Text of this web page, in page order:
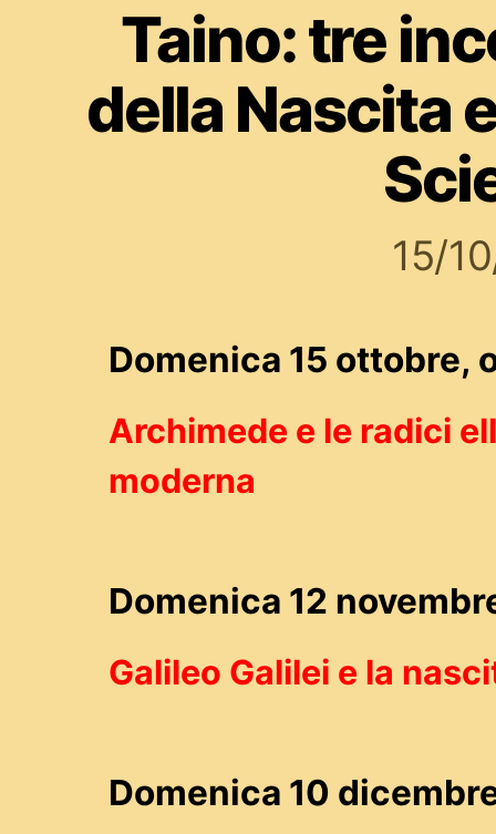
Taino: tre
della Nascita
15/
Domenica 15 ottobre,
Archimede e le radici
moderna
Domenica 12
Galileo Galilei e la
Domenica 10